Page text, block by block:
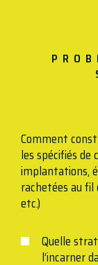
Comment
les spécifiés
implantations,
rachetées au fil
etc.)
Quelle
l’incarner